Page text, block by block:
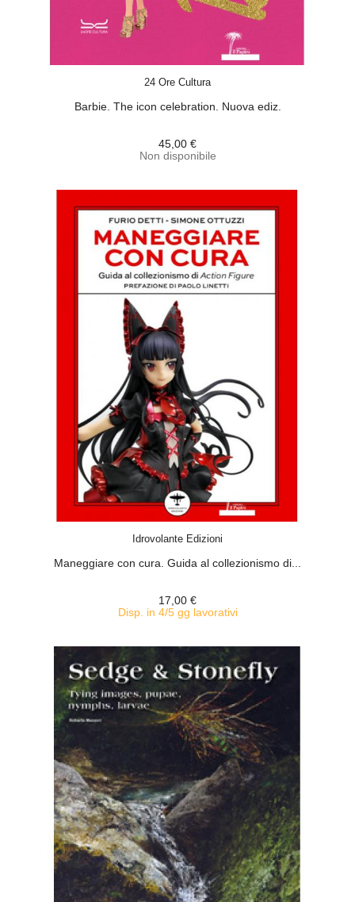
24 Ore Cultura
Barbie. The icon celebration. Nuova ediz.
45,00 €
Non disponibile
Idrovolante Edizioni
Maneggiare con cura. Guida al collezionismo di...
17,00 €
Disp. in 4/5 gg lavorativi